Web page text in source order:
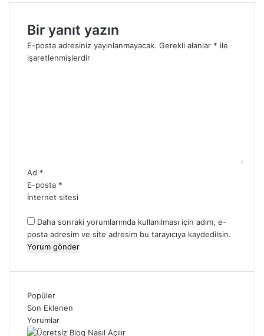
Bir yanıt yazın
E-posta adresiniz yayınlanmayacak. Gerekli alanlar * ile
işaretlenmişlerdir
Ad *
E-posta *
İnternet sitesi
Daha sonraki yorumlarımda kullanılması için adım, e-
posta adresim ve site adresim bu tarayıcıya kaydedilsin.
Popüler
Son Eklenen
Yorumlar